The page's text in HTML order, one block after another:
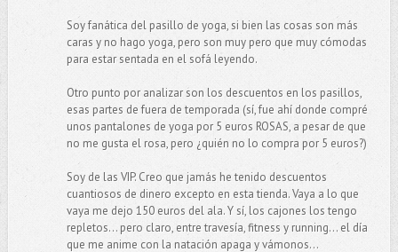
Soy fanática del pasillo de yoga, si bien las cosas son más
caras y no hago yoga, pero son muy pero que muy cómodas
para estar sentada en el sofá leyendo.
Otro punto por analizar son los descuentos en los pasillos,
esas partes de fuera de temporada (sí, fue ahí donde compré
unos pantalones de yoga por 5 euros ROSAS, a pesar de que
no me gusta el rosa, pero ¿quién no lo compra por 5 euros?)
Soy de las VIP. Creo que jamás he tenido descuentos
cuantiosos de dinero excepto en esta tienda. Vaya a lo que
vaya me dejo 150 euros del ala. Y sí, los cajones los tengo
repletos... pero claro, entre travesía, fitness y running... el día
que me anime con la natación apaga y vámonos...